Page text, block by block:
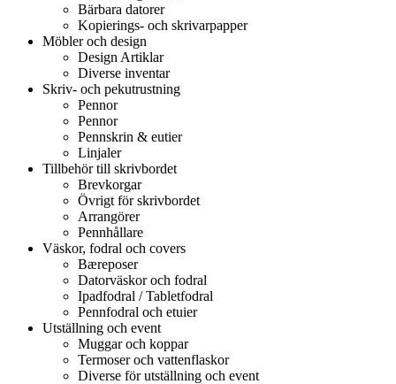
Bärbara datorer
Kopierings- och skrivarpapper
Möbler och design
Design Artiklar
Diverse inventar
Skriv- och pekutrustning
Pennor
Pennor
Pennskrin & eutier
Linjaler
Tillbehör till skrivbordet
Brevkorgar
Övrigt för skrivbordet
Arrangörer
Pennhållare
Väskor, fodral och covers
Bæreposer
Datorväskor och fodral
Ipadfodral / Tabletfodral
Pennfodral och etuier
Utställning och event
Muggar och koppar
Termoser och vattenflaskor
Diverse för utställning och event